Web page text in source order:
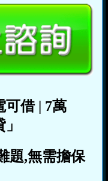
可借| 7萬
題,無需擔保